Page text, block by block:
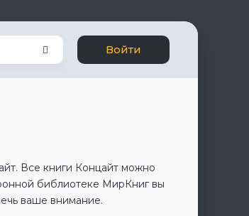
Войти
Все книги Концайт можно
библиотеке МирКниг вы
ваше внимание.